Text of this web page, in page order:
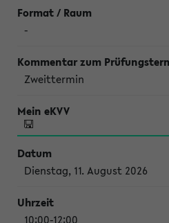
-
Zweittermin
Dienstag, 11. August 2026
10:00-12:00